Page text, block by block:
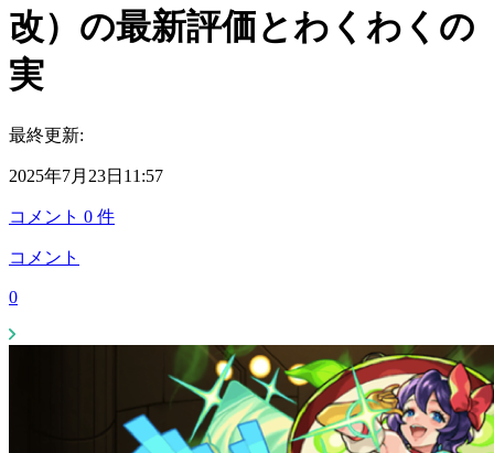
改）の最新評価とわくわくの
実
最終更新:
2025年7月23日11:57
コメント 0 件
コメント
0